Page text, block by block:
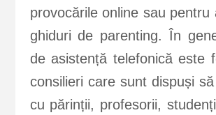
provocările online sau pentru
ghiduri de parenting. În
de asistență telefonică este
consilieri care sunt dispuși
cu părinții, profesorii,